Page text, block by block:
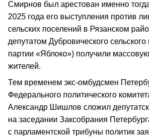
Смирнов был арестован именно
2025 года его выступления против
сельских поселений в Рязанском
депутатом Дубровического
партии «Яблоко») получили
жителей.
Тем временем экс-омбудсмен
Федерального политического
Александр Шишлов сложил
на заседании Заксобрания
с парламентской трибуны политик